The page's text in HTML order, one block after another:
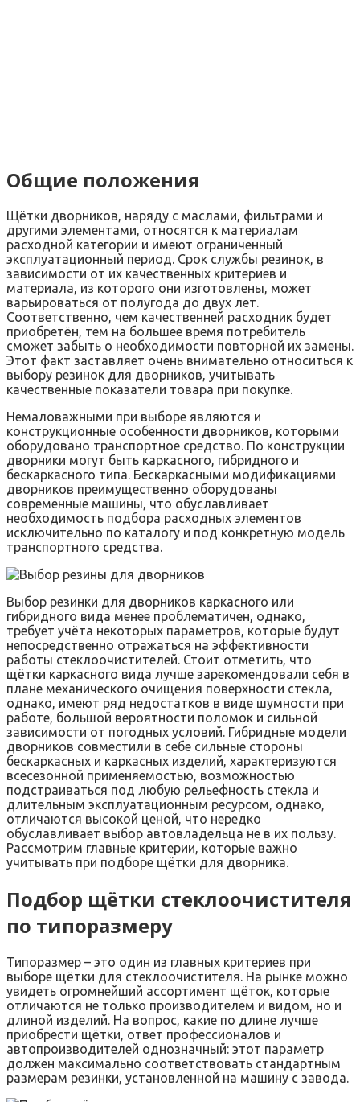
Общие положения
Щётки дворников, наряду с маслами, фильтрами и
другими элементами, относятся к материалам
расходной категории и имеют ограниченный
эксплуатационный период. Срок службы резинок, в
зависимости от их качественных критериев и
материала, из которого они изготовлены, может
варьироваться от полугода до двух лет.
Соответственно, чем качественней расходник будет
приобретён, тем на большее время потребитель
сможет забыть о необходимости повторной их замены.
Этот факт заставляет очень внимательно относиться к
выбору резинок для дворников, учитывать
качественные показатели товара при покупке.
Немаловажными при выборе являются и
конструкционные особенности дворников, которыми
оборудовано транспортное средство. По конструкции
дворники могут быть каркасного, гибридного и
бескаркасного типа. Бескаркасными модификациями
дворников преимущественно оборудованы
современные машины, что обуславливает
необходимость подбора расходных элементов
исключительно по каталогу и под конкретную модель
транспортного средства.
Выбор резинки для дворников каркасного или
гибридного вида менее проблематичен, однако,
требует учёта некоторых параметров, которые будут
непосредственно отражаться на эффективности
работы стеклоочистителей. Стоит отметить, что
щётки каркасного вида лучше зарекомендовали себя в
плане механического очищения поверхности стекла,
однако, имеют ряд недостатков в виде шумности при
работе, большой вероятности поломок и сильной
зависимости от погодных условий. Гибридные модели
дворников совместили в себе сильные стороны
бескаркасных и каркасных изделий, характеризуются
всесезонной применяемостью, возможностью
подстраиваться под любую рельефность стекла и
длительным эксплуатационным ресурсом, однако,
отличаются высокой ценой, что нередко
обуславливает выбор автовладельца не в их пользу.
Рассмотрим главные критерии, которые важно
учитывать при подборе щётки для дворника.
Подбор щётки стеклоочистителя
по типоразмеру
Типоразмер – это один из главных критериев при
выборе щётки для стеклоочистителя. На рынке можно
увидеть огромнейший ассортимент щёток, которые
отличаются не только производителем и видом, но и
длиной изделий. На вопрос, какие по длине лучше
приобрести щётки, ответ профессионалов и
автопроизводителей однозначный: этот параметр
должен максимально соответствовать стандартным
размерам резинки, установленной на машину с завода.